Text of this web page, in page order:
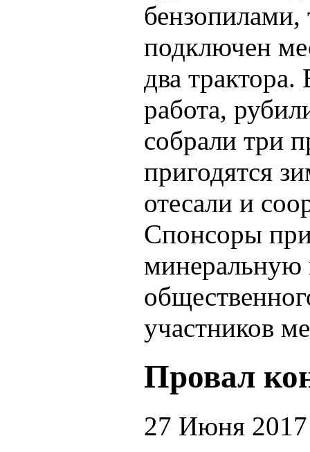
подключен
два
работа,
собрали три
пригодятся
отесали и
Спонсоры
минеральную
участников
Провал
27 Июня 2017